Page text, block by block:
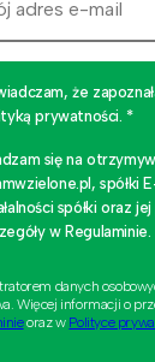
że
prywatności. *
się na
spółki
spółki oraz
w Regulaminie.
danych
Więcej informacji o
oraz w Polityce